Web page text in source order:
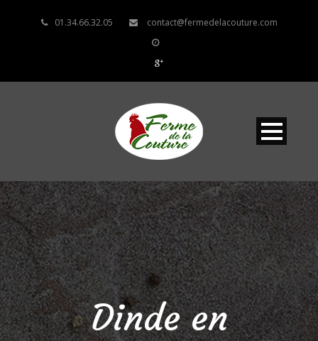
01.34.66.32.05 contact@fermedelacouture.com
Dinde en